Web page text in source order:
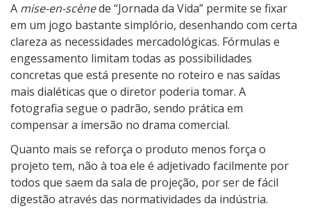
A mise-en-scènede “Jornada da Vida” permite se fixar
em um jogo bastante simplório, desenhando com certa
clareza as necessidades mercadológicas. Fórmulas e
engessamento limitam todas as possibilidades
concretas que está presente no roteiro e nas saídas
mais dialéticas que o diretor poderia tomar. A
fotografia segue o padrão, sendo prática em
compensar a imersão no drama comercial.
Quanto mais se reforça o produto menos força o
projeto tem, não à toa ele é adjetivado facilmente por
todos que saem da sala de projeção, por ser de fácil
digestão através das normatividades da indústria.